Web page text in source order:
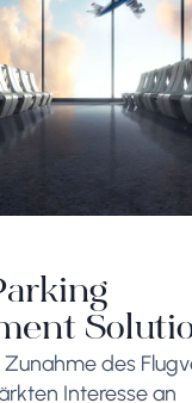
and
des
Interesse an